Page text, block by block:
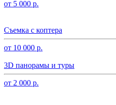
от 5 000 р.
Съемка с коптера
от 10 000 р.
3D панорамы и туры
от 2 000 р.